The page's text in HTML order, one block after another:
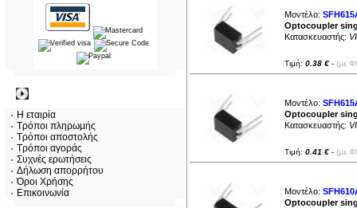
Η εταιρία
Τρόποι πληρωμής
Τρόποι αποστολής
Τρόποι αγοράς
Συχνές ερωτήσεις
Δήλωση απορρήτου
Όροι Χρήσης
Επικοινωνία
Μοντέλο:
Optocoupler
Κατασκευαστής:
Τιμή: 0.38 € - (με
Μοντέλο:
Optocoupler
Κατασκευαστής:
Τιμή: 0.41 € - (με
Μοντέλο:
Optocoupler